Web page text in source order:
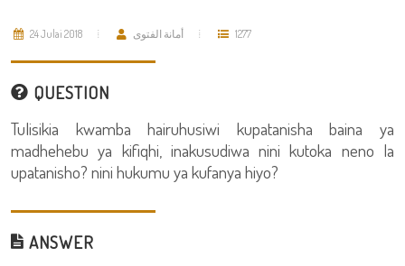
24 Julai 2018 أمانة الفتوى 1277
QUESTION
Tulisikia kwamba hairuhusiwi kupatanisha baina ya
madhehebu ya kifiqhi, inakusudiwa nini kutoka neno la
upatanisho? nini hukumu ya kufanya hiyo?
ANSWER